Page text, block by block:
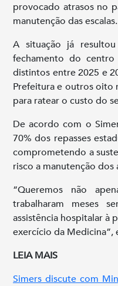
provocado atrasos no
manutenção das escalas.
A situação já
fechamento do
distintos entre 2025 e
Prefeitura e outros oito
para ratear o custo do
De acordo com o
70% dos repasses
comprometendo a
risco a manutenção
“Queremos não
trabalharam meses
assistência hospitalar à
exercício da Medicina”,
LEIA MAIS
Simers discute com